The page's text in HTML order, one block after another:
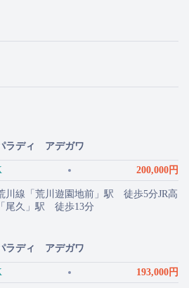
ディ アデガワ
200,000円
川線「荒川遊園地前」駅 徒歩5分JR高
尾久」駅 徒歩13分
ディ アデガワ
193,000円